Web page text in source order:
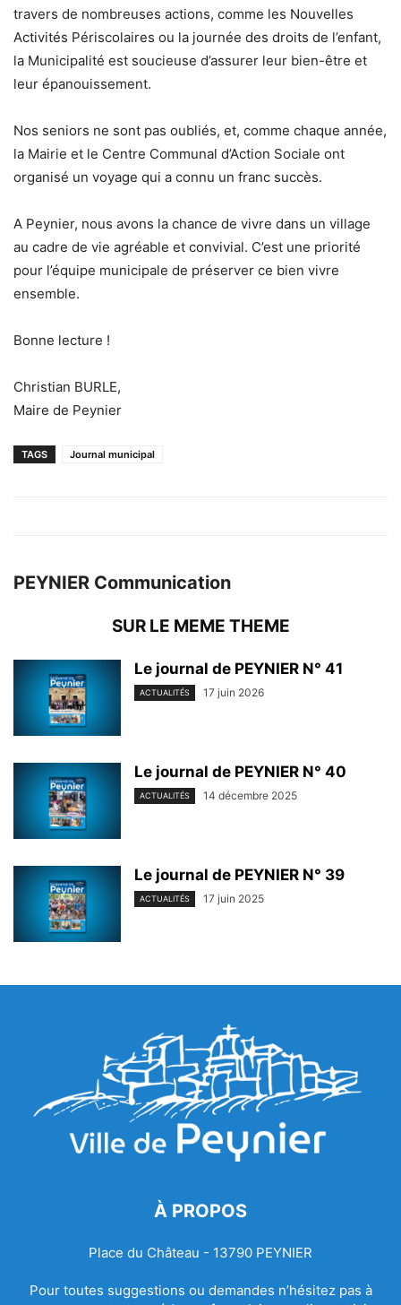
travers de nombreuses actions, comme les Nouvelles
Activités Périscolaires ou la journée des droits de l’enfant,
la Municipalité est soucieuse d’assurer leur bien-être et
leur épanouissement.
Nos seniors ne sont pas oubliés, et, comme chaque année,
la Mairie et le Centre Communal d’Action Sociale ont
organisé un voyage qui a connu un franc succès.
A Peynier, nous avons la chance de vivre dans un village
au cadre de vie agréable et convivial. C’est une priorité
pour l’équipe municipale de préserver ce bien vivre
ensemble.
Bonne lecture !
Christian BURLE,
Maire de Peynier
TAGS Journal municipal
PEYNIER Communication
SUR LE MEME THEME
Le journal de PEYNIER N° 41
ACTUALITÉS 17 juin 2026
Le journal de PEYNIER N° 40
ACTUALITÉS 14 décembre 2025
Le journal de PEYNIER N° 39
ACTUALITÉS 17 juin 2025
À PROPOS
Place du Château - 13790 PEYNIER
Pour toutes suggestions ou demandes n’hésitez pas à